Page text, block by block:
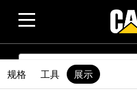
SEARCH
规格 工具 展示